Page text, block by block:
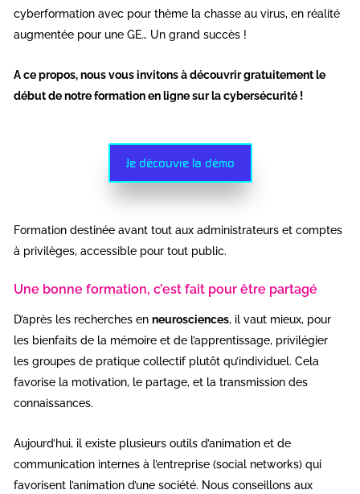
cyberformation avec pour thème la chasse au virus, en réalité
augmentée pour une GE… Un grand succès !
A ce propos, nous vous invitons à découvrir gratuitement le
début de notre formation en ligne sur la cybersécurité !
Je découvre la démo
Formation destinée avant tout aux administrateurs et comptes
à privilèges, accessible pour tout public.
Une bonne formation, c’est fait pour être partagé
D’après les recherches enneurosciences, il vaut mieux, pour
les bienfaits de la mémoire et de l’apprentissage, privilégier
les groupes de pratique collectif plutôt qu’individuel. Cela
favorise la motivation, le partage, et la transmission des
connaissances.
Aujourd’hui, il existe plusieurs outils d’animation et de
communication internes à l’entreprise (social networks) qui
favorisent l’animation d’une société. Nous conseillons aux